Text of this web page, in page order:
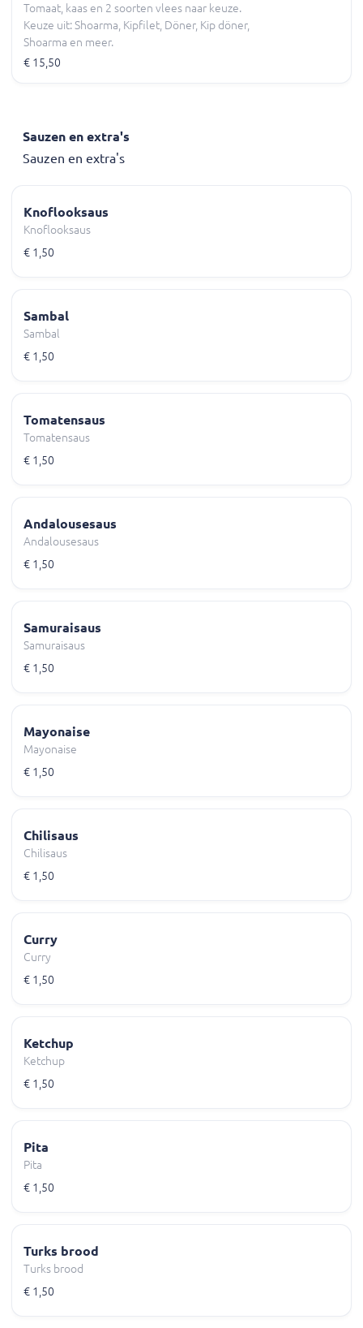
Tomaat, kaas en 2 soorten vlees naar keuze.
Keuze uit: Shoarma, Kipfilet, Döner, Kip döner,
Shoarma en meer.
€ 15,50
Sauzen en extra's
Sauzen en extra's
Knoflooksaus
Knoflooksaus
€ 1,50
Sambal
Sambal
€ 1,50
Tomatensaus
Tomatensaus
€ 1,50
Andalousesaus
Andalousesaus
€ 1,50
Samuraisaus
Samuraisaus
€ 1,50
Mayonaise
Mayonaise
€ 1,50
Chilisaus
Chilisaus
€ 1,50
Curry
Curry
€ 1,50
Ketchup
Ketchup
€ 1,50
Pita
Pita
€ 1,50
Turks brood
Turks brood
€ 1,50